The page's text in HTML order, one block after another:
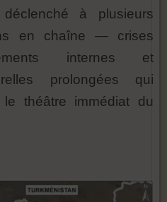
à plusieurs
en chaîne — crises
internes et
prolongées qui
le théâtre immédiat du